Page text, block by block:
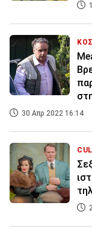
30 Απρ 2022 16:14